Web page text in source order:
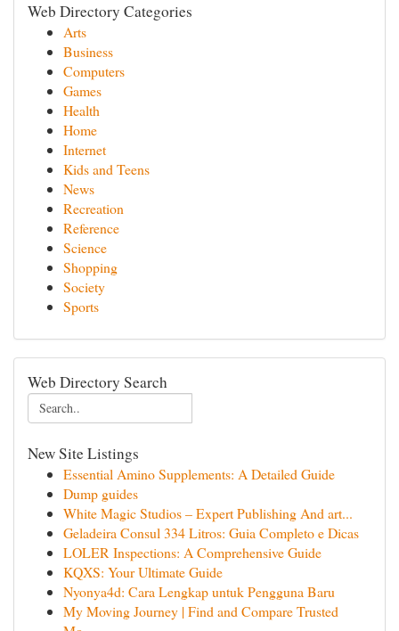
Web Directory Categories
Arts
Business
Computers
Games
Health
Home
Internet
Kids and Teens
News
Recreation
Reference
Science
Shopping
Society
Sports
Web Directory Search
New Site Listings
Essential Amino Supplements: A Detailed Guide
Dump guides
White Magic Studios – Expert Publishing And art...
Geladeira Consul 334 Litros: Guia Completo e Dicas
LOLER Inspections: A Comprehensive Guide
KQXS: Your Ultimate Guide
Nyonya4d: Cara Lengkap untuk Pengguna Baru
My Moving Journey | Find and Compare Trusted